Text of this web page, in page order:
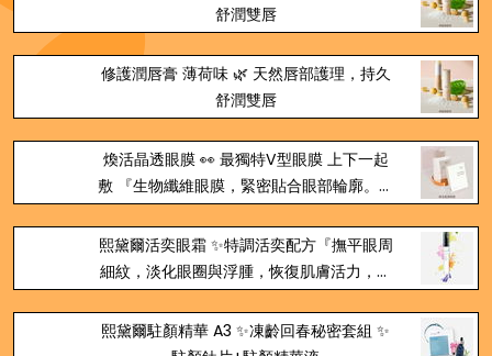
舒潤雙唇
修護潤唇膏 薄荷味 🌿 天然唇部護理，持久
舒潤雙唇
煥活晶透眼膜 👀 最獨特V型眼膜 上下一起
敷 『生物纖維眼膜，緊密貼合眼部輪廓。掃
熙黛爾活奕眼霜 ✨特調活奕配方『撫平眼周
細紋，淡化眼圈與浮腫，恢復肌膚活力，讓
熙黛爾駐顏精華 A3 ✨凍齡回春秘密套組 ✨